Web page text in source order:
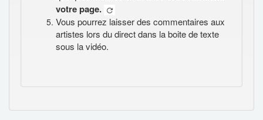
votre page.
Vous pourrez laisser des commentaires aux
artistes lors du direct dans la boite de texte
sous la vidéo.